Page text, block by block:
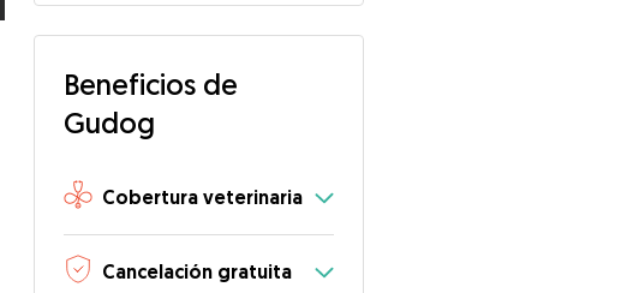
Beneficios de
Gudog
Cobertura veterinaria
Cancelación gratuita